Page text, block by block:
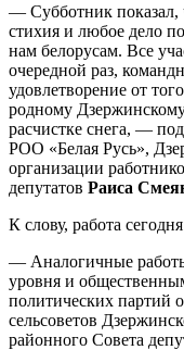
— Субботник показал,
стихия и любое дело
нам белорусам. Все
очередной раз,
удовлетворение от
родному
расчистке снега, —
РОО «Белая Русь»,
организации
депутатов Раиса
К слову, работа
— Аналогичные
уровня и
политических партий
сельсоветов
районного Cовета